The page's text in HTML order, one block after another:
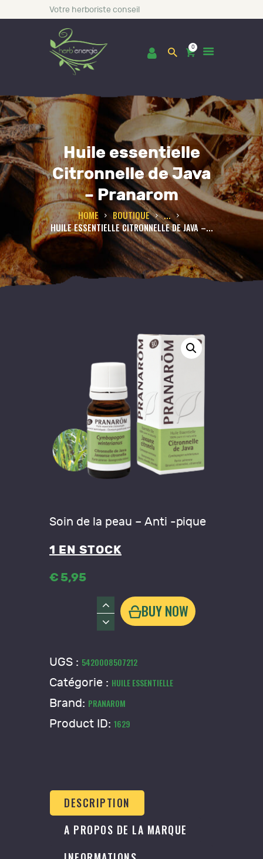
Votre herboriste conseil
0
ACCUEIL
BOUTIQUE
LES INCONTOURNABLES
CONSULTATIONS
BLOG
A PROPOS DE NOUS
CONTACT
Huile essentielle
Citronnelle de Java
– Pranarom
HOME BOUTIQUE
...
HUILE ESSENTIELLE CITRONNELLE DE JAVA –...
Soin de la peau – Anti -pique
1 EN STOCK
€ 5,95
Citronnelle
de
Java
-
BUY NOW
UGS : 5420008507212
Catégorie : HUILE ESSENTIELLE
Brand: PRANAROM
Product ID: 1629
DESCRIPTION
A PROPOS DE LA MARQUE